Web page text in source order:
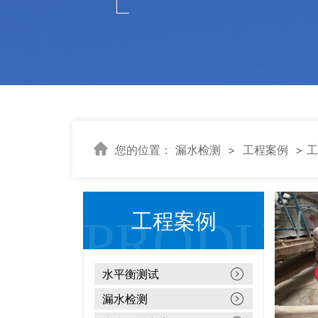
您的位置： 漏水检测 > 工程案例 >
工程案例
水平衡测试
漏水检测